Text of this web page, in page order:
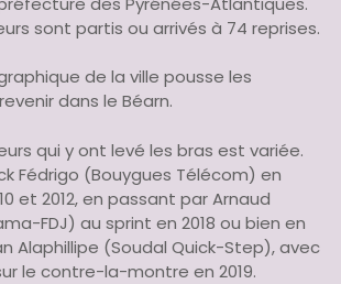
sont partis ou arrivés à 74 reprises.
de la ville pousse les
dans le Béarn.
qui y ont levé les bras est variée.
Fédrigo (Bouygues Télécom) en
et 2012, en passant par Arnaud
FDJ) au sprint en 2018 ou bien en
Alaphillipe (Soudal Quick-Step), avec
le contre-la-montre en 2019.